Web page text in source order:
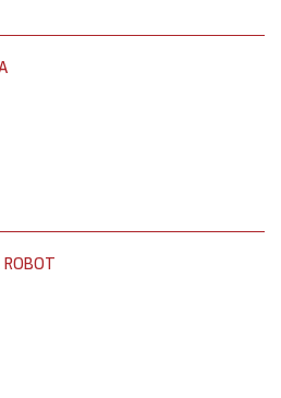
ROBOT